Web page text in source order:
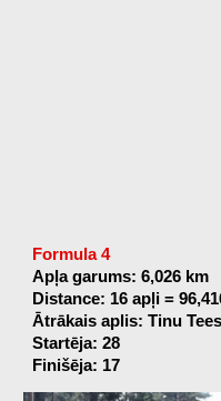
Formula 4
Apļa garums: 6,026 km
Distance: 16 apļi =
Ātrākais aplis: Tinu
Startēja: 28
Finišēja: 17